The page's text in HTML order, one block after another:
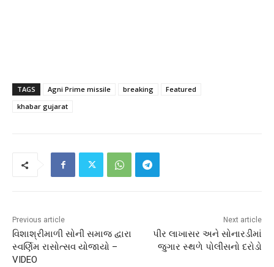
TAGS Agni Prime missile breaking
Featured
khabar gujarat
Previous article
વિશાશ્રીમાળી સોની સમાજ દ્વારા
સ્વર્ણિમ રાસોત્સવ યોજાયો –
VIDEO
Next article
પીર લાખાસર અને સોનારડીમાં
જુગાર સ્થળે પોલીસનો દરોડો